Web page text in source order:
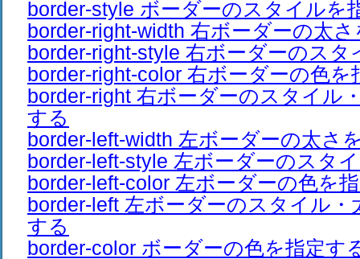
border-style ボーダーのスタイルを
border-right-width 右ボーダーの太
border-right-style 右ボーダーのスタ
border-right-color 右ボーダーの色を
border-right 右ボーダーのスタイル
する
border-left-width 左ボーダーの太さ
border-left-style 左ボーダーのスタ
border-left-color 左ボーダーの色を
border-left 左ボーダーのスタイル・
する
border-color ボーダーの色を指定す